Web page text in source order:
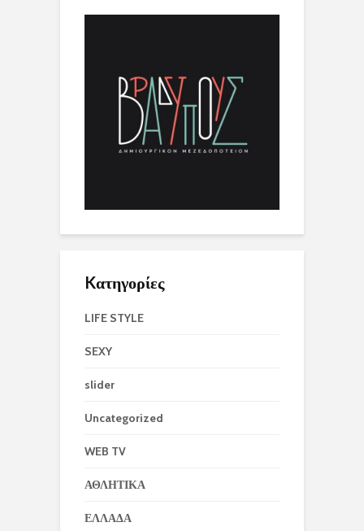
Kατηγορίες
LIFE STYLE
SEXY
slider
Uncategorized
WEB TV
ΑΘΛΗΤΙΚΑ
ΕΛΛΑΔΑ